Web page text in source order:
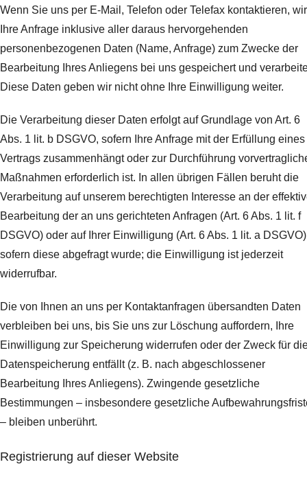
Wenn Sie uns per E-Mail, Telefon oder Telefax kontaktieren,
Ihre Anfrage inklusive aller daraus hervorgehenden
personenbezogenen Daten (Name, Anfrage) zum Zwecke der
Bearbeitung Ihres Anliegens bei uns gespeichert und
Diese Daten geben wir nicht ohne Ihre Einwilligung weiter.
Die Verarbeitung dieser Daten erfolgt auf Grundlage von Art. 6
Abs. 1 lit. b DSGVO, sofern Ihre Anfrage mit der Erfüllung eines
Vertrags zusammenhängt oder zur Durchführung
Maßnahmen erforderlich ist. In allen übrigen Fällen beruht die
Verarbeitung auf unserem berechtigten Interesse an der
Bearbeitung der an uns gerichteten Anfragen (Art. 6 Abs. 1 lit. f
DSGVO) oder auf Ihrer Einwilligung (Art. 6 Abs. 1 lit. a DSGVO)
sofern diese abgefragt wurde; die Einwilligung ist jederzeit
widerrufbar.
Die von Ihnen an uns per Kontaktanfragen übersandten Daten
verbleiben bei uns, bis Sie uns zur Löschung auffordern, Ihre
Einwilligung zur Speicherung widerrufen oder der Zweck für
Datenspeicherung entfällt (z. B. nach abgeschlossener
Bearbeitung Ihres Anliegens). Zwingende gesetzliche
Bestimmungen – insbesondere gesetzliche
– bleiben unberührt.
Registrierung auf dieser Website